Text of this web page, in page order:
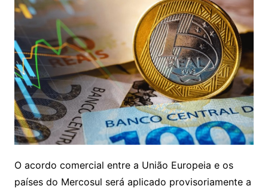
O acordo comercial entre a União Europeia e os
países do Mercosul será aplicado provisoriamente a